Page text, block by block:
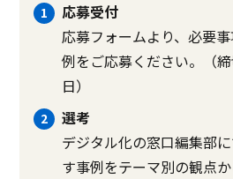
応募受付
応募フォームより、必要
例をご応募ください。（
日）
選考
デジタル化の窓口編集部
す事例をテーマ別の観点か